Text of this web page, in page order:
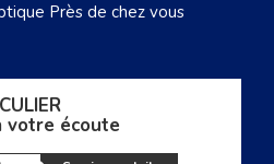
Près de chez vous
votre écoute